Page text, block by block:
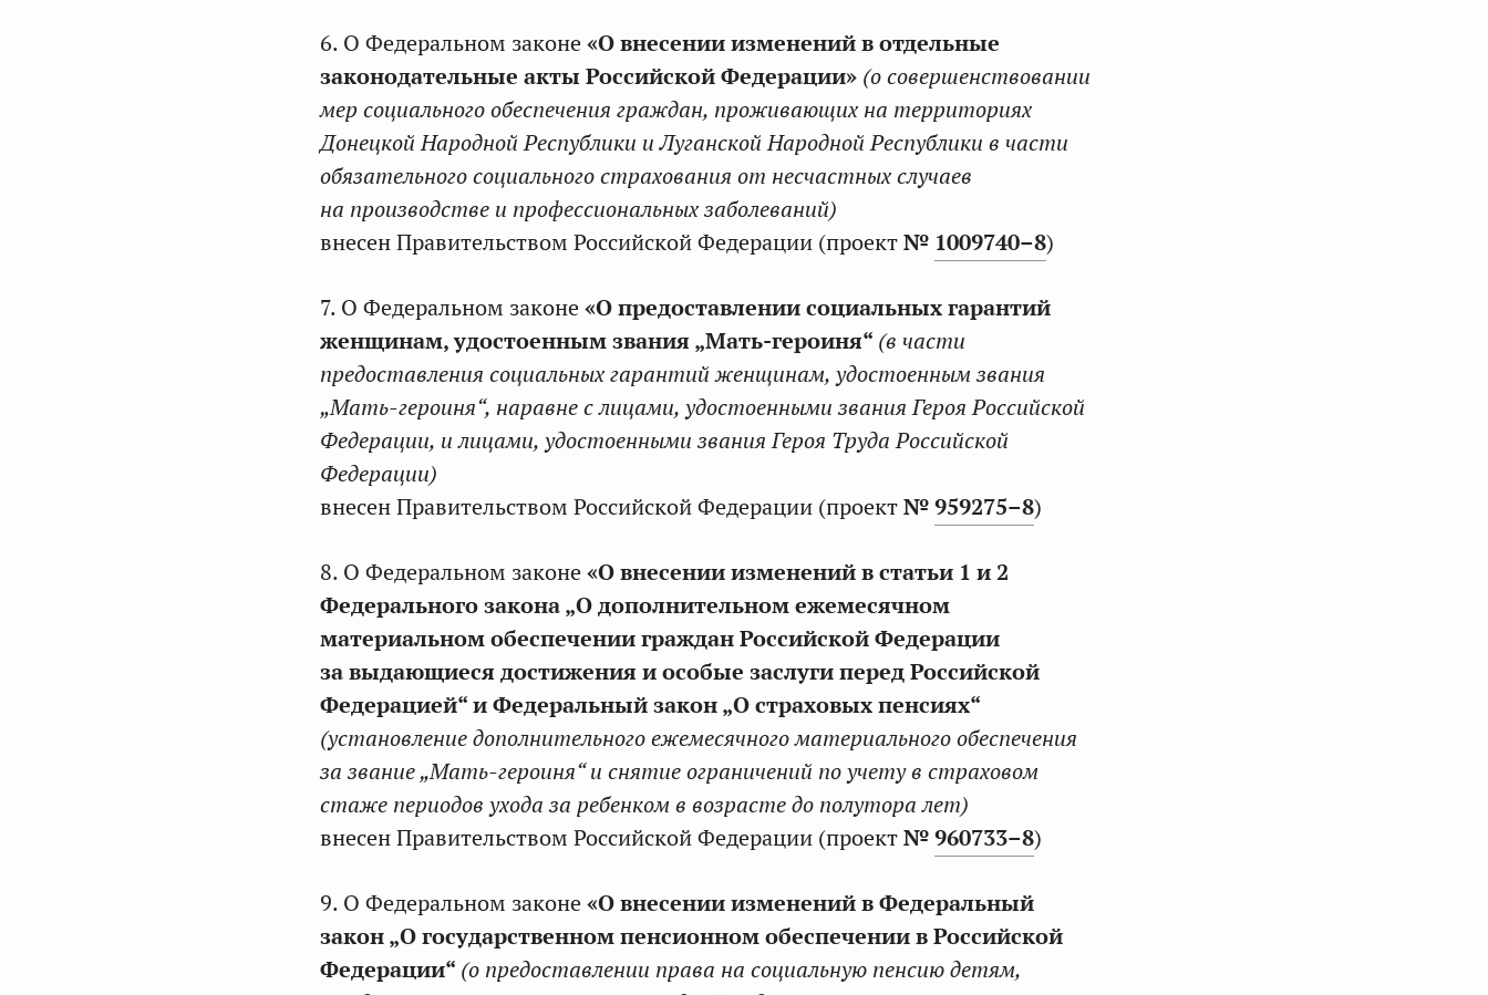
6. О Федеральном законе «О внесении изменений в отдельные
законодательные акты Российской Федерации» (о совершенствовании
мер социального обеспечения граждан, проживающих на территориях
Донецкой Народной Республики и Луганской Народной Республики в части
обязательного социального страхования от несчастных случаев
на производстве и профессиональных заболеваний)
внесен Правительством Российской Федерации (проект№ 1009740–8)
7. О Федеральном законе «О предоставлении социальных гарантий
женщинам, удостоенным звания „Мать-героиня“ (в части
предоставления социальных гарантий женщинам, удостоенным звания
„Мать-героиня“, наравне с лицами, удостоенными звания Героя Российской
Федерации, и лицами, удостоенными звания Героя Труда Российской
Федерации)
внесен Правительством Российской Федерации (проект№959275–8)
8. О Федеральном законе «О внесении изменений в статьи 1 и 2
Федерального закона „О дополнительном ежемесячном
материальном обеспечении граждан Российской Федерации
за выдающиеся достижения и особые заслуги перед Российской
Федерацией“ и Федеральный закон „О страховых пенсиях“
(установление дополнительного ежемесячного материального обеспечения
за звание „Мать-героиня“ и снятие ограничений по учету в страховом
стаже периодов ухода за ребенком в возрасте до полутора лет)
внесен Правительством Российской Федерации (проект№960733–8)
9. О Федеральном законе «О внесении изменений в Федеральный
закон „О государственном пенсионном обеспечении в Российской
Федерации“ (о предоставлении права на социальную пенсию детям,